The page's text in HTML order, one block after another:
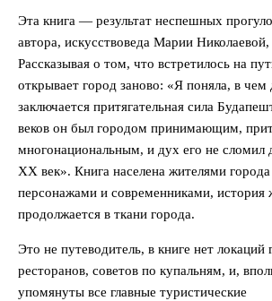
Эта книга — результат неспешных
автора, искусствоведа Марии
Рассказывая о том, что встретилось на
открывает город заново: «Я поняла, в чем
заключается притягательная сила
веков он был городом принимающим,
многонациональным, и дух его не сломил
XX век». Книга населена жителями
персонажами и современниками, история
продолжается в ткани города.
Это не путеводитель, в книге нет локаций
ресторанов, советов по купальням, и,
упомянуты все главные туристические